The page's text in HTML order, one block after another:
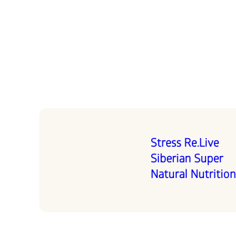
Stress Re.Live
Siberian Super
Natural Nutrition